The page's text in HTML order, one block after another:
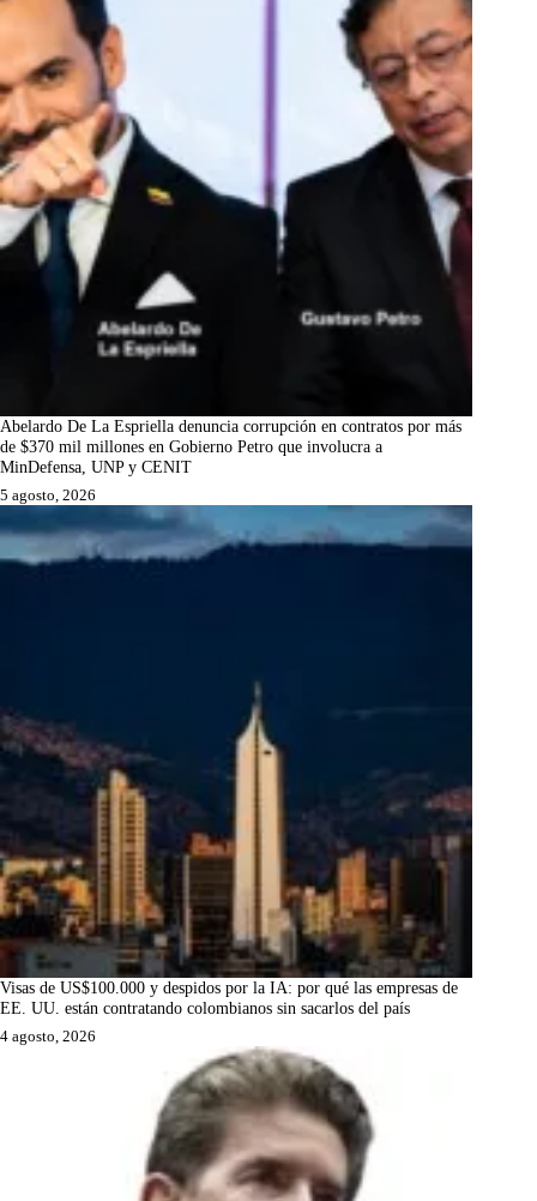
Abelardo De La Espriella denuncia corrupción en contratos por más
de $370 mil millones en Gobierno Petro que involucra a
MinDefensa, UNP y CENIT
5 agosto, 2026
Visas de US$100.000 y despidos por la IA: por qué las empresas de
EE. UU. están contratando colombianos sin sacarlos del país
4 agosto, 2026